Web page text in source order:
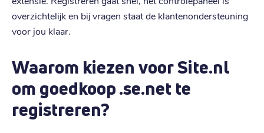
overzichtelijk en bij vragen staat de klantenondersteuning
voor jou klaar.
Waarom kiezen voor Site.nl
om goedkoop .se.net te
registreren?